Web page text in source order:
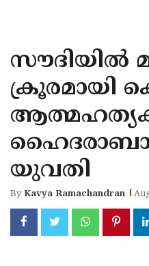
KANNUR
KASARAGOD
സൗദിയില്‍
ക്രൂരമായി
യുവതി
ByKavya Ramachandran